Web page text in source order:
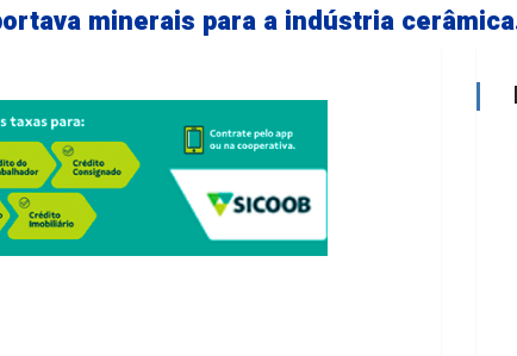
minerais para a indústria